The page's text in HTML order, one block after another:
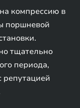
компрессию в
поршневой
тщательно
периода,
репутацией